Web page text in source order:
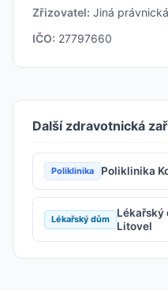
Zřizovatel: Jiná
IČO: 27797660
Další zdravotnická
Poliklinika Poliklinika
Lékařský dům
Lékařský
Litovel